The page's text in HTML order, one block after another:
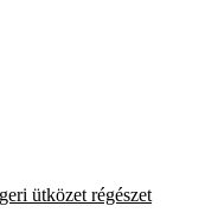
ütközet régészet